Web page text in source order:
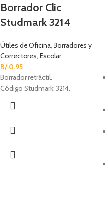
Borrador Clic
Studmark 3214
Útiles de Oficina, Borradores y
Correctores, Escolar
B/.0.95
Borrador retráctil.
Código Studmark: 3214.